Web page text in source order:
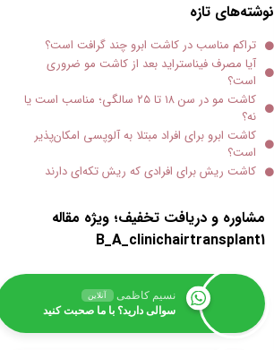
نوشته‌های تازه
تراکم مناسب در کاشت ابرو چند گرافت است؟
آیا مصرف فیناستراید بعد از کاشت مو ضروری
است؟
کاشت مو در سن ۱۸ تا ۲۵ سالگی؛ مناسب است یا
نه؟
کاشت ابرو برای افراد مبتلا به آلوپسی امکان‌پذیر
است؟
کاشت ریش برای افرادی که ریش تکه‌ای دارند
مشاوره و دریافت تخفیف؛ ویژه مقاله
B_A_clinichairtransplant1
نسیم کاظمی آنلاین
سوالی دارید؟ با ما صحبت کنید